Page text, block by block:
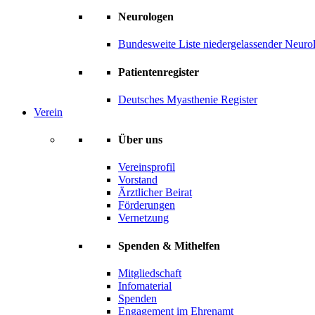
Neurologen
Bundesweite Liste niedergelassender
Patientenregister
Deutsches Myasthenie Register
Verein
Über uns
Vereinsprofil
Vorstand
Ärztlicher Beirat
Förderungen
Vernetzung
Spenden & Mithelfen
Mitgliedschaft
Infomaterial
Spenden
Engagement im Ehrenamt